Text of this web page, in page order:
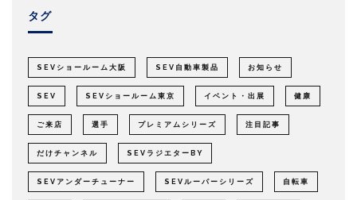
タグ
SEVショールーム大阪 SEV自動車製品 お知らせ
SEV SEVショールーム東京 イベント・出展 健康
ご来店 選手 プレミアムシリーズ 注目記事
だけチャンネル SEVラジエターBY
SEVアンダーチューナー SEVルーパーシリーズ 自転車